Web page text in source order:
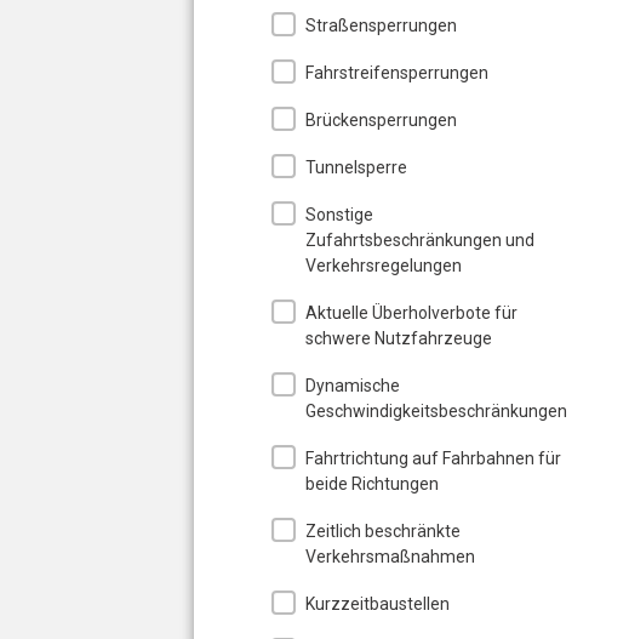
Straßensperrungen
Fahrstreifensperrungen
Brückensperrungen
Tunnelsperre
Sonstige
Zufahrtsbeschränkungen und
Verkehrsregelungen
Aktuelle Überholverbote für
schwere Nutzfahrzeuge
Dynamische
Geschwindigkeitsbeschränkungen
Fahrtrichtung auf Fahrbahnen für
beide Richtungen
Zeitlich beschränkte
Verkehrsmaßnahmen
Kurzzeitbaustellen